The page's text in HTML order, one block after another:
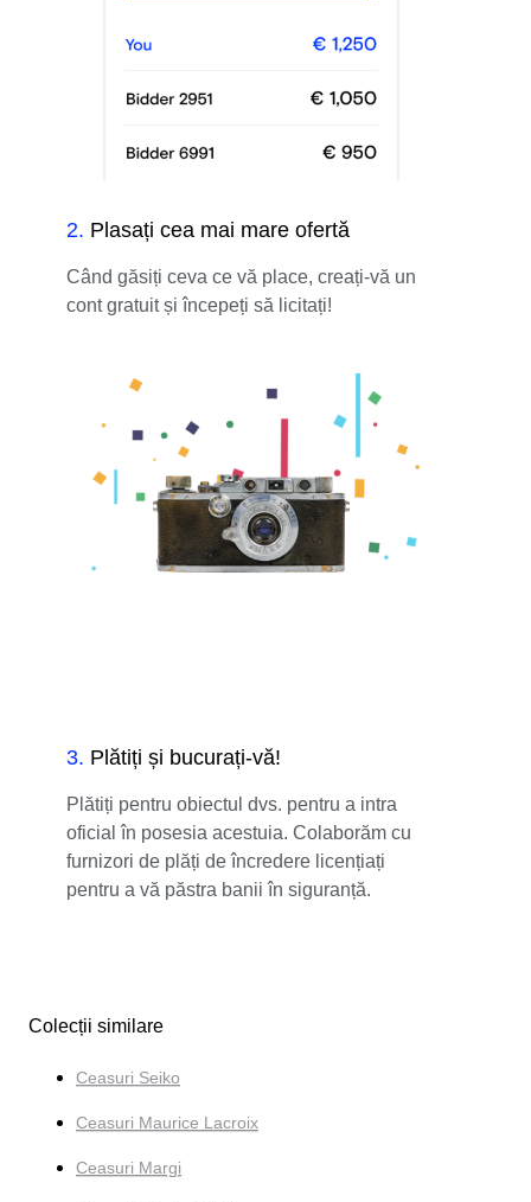
2. Plasați cea mai mare ofertă
Când găsiți ceva ce vă place, creați-vă un
cont gratuit și începeți să licitați!
3. Plătiți și bucurați-vă!
Plătiți pentru obiectul dvs. pentru a intra
oficial în posesia acestuia. Colaborăm cu
furnizori de plăți de încredere licențiați
pentru a vă păstra banii în siguranță.
Colecții similare
Ceasuri Seiko
Ceasuri Maurice Lacroix
Ceasuri Margi